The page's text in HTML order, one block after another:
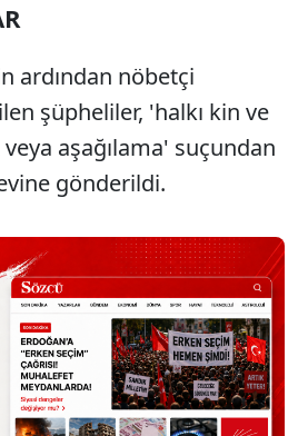
ardından nöbetçi
şüpheliler, 'halkı kin ve
aşağılama' suçundan
gönderildi.